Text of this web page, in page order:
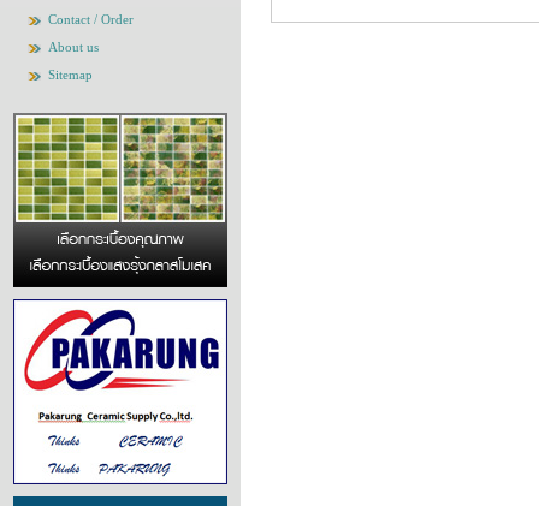
Contact / Order
About us
Sitemap